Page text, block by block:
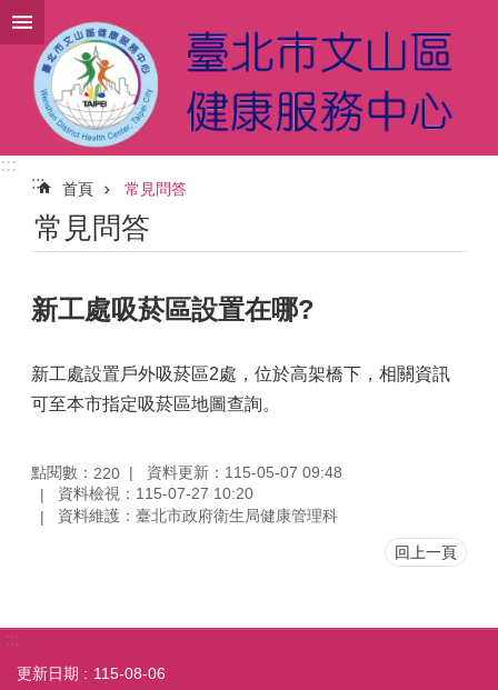
跳到主要內容區塊
:::
:::
首頁 常見問答
常見問答
新工處吸菸區設置在哪?
新工處設置戶外吸菸區2處，位於高架橋下，相關資訊
可至本市指定吸菸區地圖查詢。
點閱數： 220
資料更新：115-05-07 09:48
資料檢視：115-07-27 10:20
資料維護：臺北市政府衛生局健康管理科
回上一頁
:::
更新日期
115-08-06